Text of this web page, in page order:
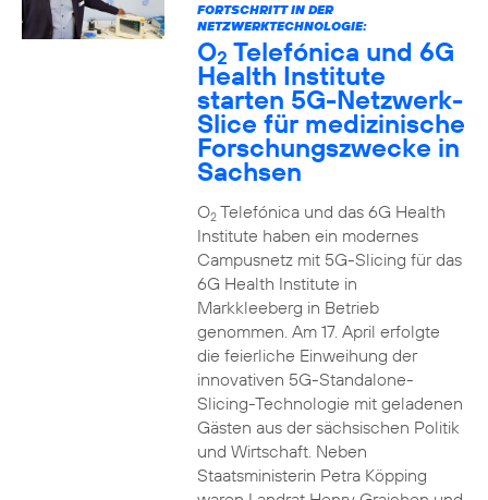
FORTSCHRITT IN DER
NETZWERKTECHNOLOGIE:
O2 Telefónica und 6G
Health Institute
starten 5G-Netzwerk-
Slice für medizinische
Forschungszwecke in
Sachsen
O2Telefónica und das 6G Health
Institute haben ein modernes
Campusnetz mit 5G-Slicing für das
6G Health Institute in
Markkleeberg in Betrieb
genommen. Am 17. April erfolgte
die feierliche Einweihung der
innovativen 5G-Standalone-
Slicing-Technologie mit geladenen
Gästen aus der sächsischen Politik
und Wirtschaft. Neben
Staatsministerin Petra Köpping